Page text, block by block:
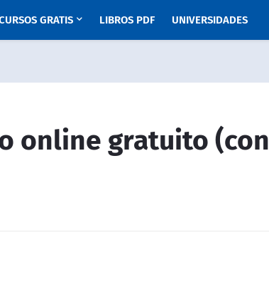
GRATIS LIBROS PDF UNIVERSIDADES
online gratuito (con